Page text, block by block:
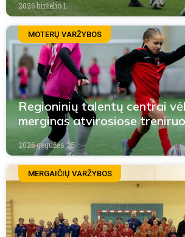
2026 birželio 1
MOTERŲ VARŽYBOS
Regioninių talentų centrai
merginas atvirosiose
2026 gegužės 25
MERGAIČIŲ VARŽYBOS